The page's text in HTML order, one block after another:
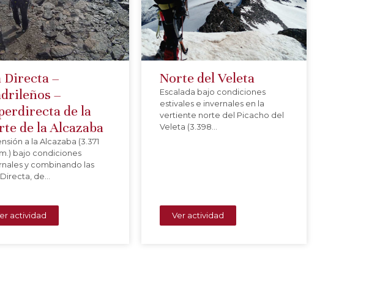
Directa –
–
de la
de la Alcazaba
a la Alcazaba (3.371
bajo condiciones
y combinando las
Directa, de…
actividad
Norte del Veleta
Escalada bajo condiciones
estivales e invernales en la
vertiente norte del Picacho del
Veleta (3.398…
Ver actividad